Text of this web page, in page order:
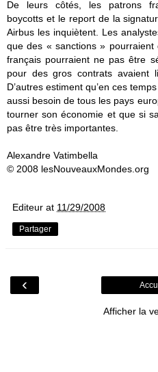
De leurs côtés, les patrons
boycotts et le report de la
Airbus les inquiètent. Les
que des « sanctions »
français pourraient ne pas être
pour des gros contrats avaient
D’autres estiment qu’en ces
aussi besoin de tous les pays
tourner son économie et que si
pas être très importantes.
Alexandre Vatimbella
© 2008 lesNouveauxMondes.org
Editeur at 11/29/2008
Partager
‹
Afficher la